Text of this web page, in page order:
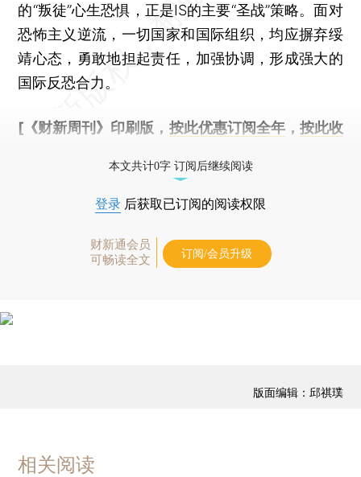
的“叛徒”心生恐惧，正是IS的主要“圣战”策略。面对
恐怖主义逆流，一切国家和国际组织，均应摒弃绥
靖心态，勇敢地担起责任，加强协调，形成强大的
国际反恐合力。
[《财新周刊》印刷版， 按此优惠订阅全年， 按此收
本文共计0字 订阅后继续阅读
登录 后获取已订阅的阅读权限
财新通会员
可畅读全文
订阅/会员升级
版面编辑：邱祺璞
相关阅读